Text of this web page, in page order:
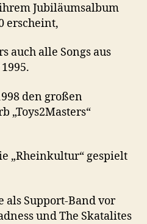
Jubiläumsalbum
erscheint,
auch alle Songs aus
den großen
„Toys2Masters“
„Rheinkultur“ gespielt
als Support-Band vor
und The Skatalites